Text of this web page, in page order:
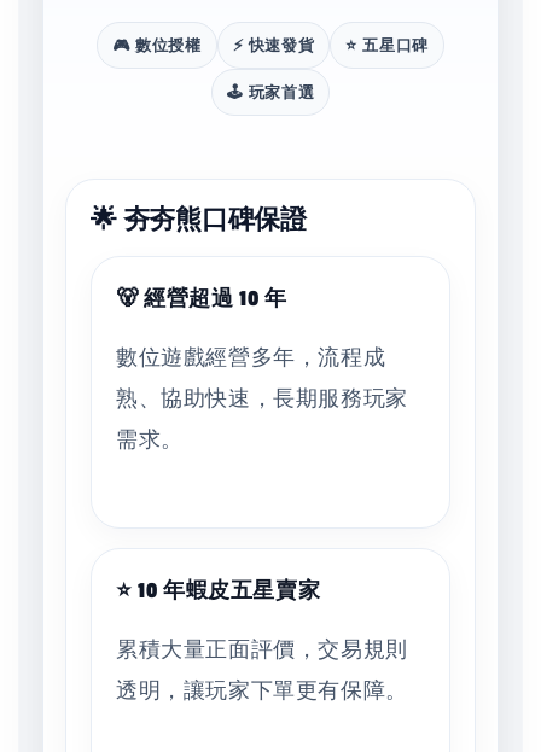
🎮 數位授權 ⚡ 快速發貨 ⭐ 五星口碑
🕹️ 玩家首選
🌟 夯夯熊口碑保證
🐻 經營超過 10 年
數位遊戲經營多年，流程成
熟、協助快速，長期服務玩家
需求。
⭐ 10 年蝦皮五星賣家
累積大量正面評價，交易規則
透明，讓玩家下單更有保障。